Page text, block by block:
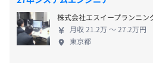
・書籍購入費負担
・会社指定の資格（IPA、AWS
負担および報奨金の支給
間超過分の残業手当など
支援資格の取得に向けた社内支援
社内検定等の制度の有無及びその
なし
やアプリケーション、クラウド
最先端技術の開発案件への活用
当社は自社サービスも複数展開
ジェクトにおいても、企画～
株式会社エスイープランニン
月収 21.2万 〜 27.2万円
東京都